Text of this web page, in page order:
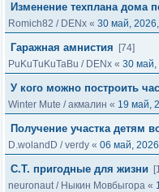
Изменение техплана дома
Romich82 / DENx « 30 май,
Гаражная амнистия
[74]
PuKuTuKuTaBu / DENx « 30 май,
У кого можно построить
Winter Mute /акмалин « 19 май,
Получение участка детям
D.wolandD /verdy « 06 май,
С.Т. пригодные для жизни
neuronaut/ Ныкин Мовбыгора «